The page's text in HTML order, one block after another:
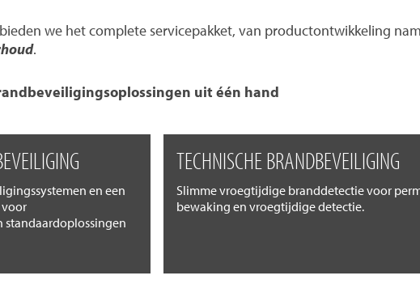
we het complete servicepakket, van productontwikkeling
.
uit één hand
en een
standaardoplossingen
TECHNISCHE BRANDBEVEILIGING
Slimme vroegtijdige branddetectie voor
bewaking en vroegtijdige detectie.